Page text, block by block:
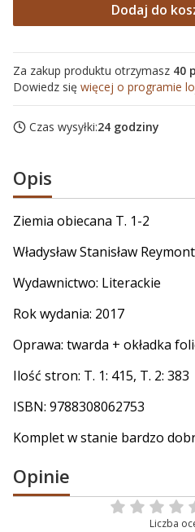
Dodaj do
Za zakup produktu otrzymasz 40
Dowiedz się więcej o programie
Czas wysyłki:24 godziny
Opis
Ziemia obiecana T. 1-2
Władysław Stanisław Reymont
Wydawnictwo: Literackie
Rok wydania: 2017
Oprawa: twarda + okładka
Ilość stron: T. 1: 415, T. 2: 383
ISBN: 9788308062753
Komplet w stanie bardzo
Opinie
Liczba